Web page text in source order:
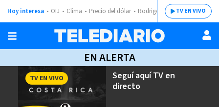
Hoy interesa OIJ Clima Precio del dólar Rodrigo ChavesTV EN VIVO
EN ALERTA
Seguí aquíTV en
directo
TV EN VIVO